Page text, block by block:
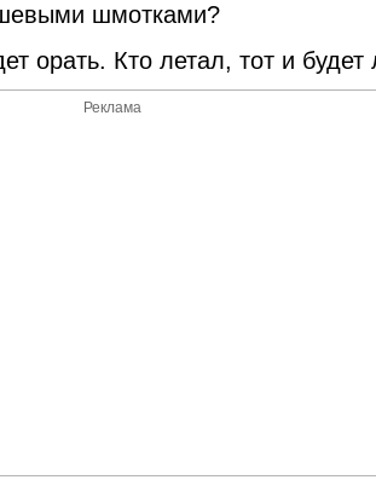
шмотками?
орать. Кто летал, тот и будет
Реклама